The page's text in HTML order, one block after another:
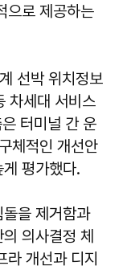
으로 제공하는
선박 위치정보
차세대 서비스
터미널 간 운
체적인 개선안
평가했다.
을 제거함과
의사결정 체
개선과 디지